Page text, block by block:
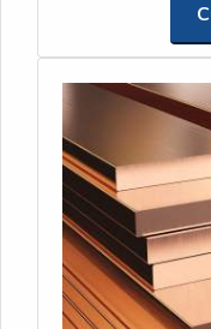
DETALHES
Quem procura por
empresa
Usinagem JK. É
luva para cabo de
melhor em tecnologia ao
quando falamos
visar apenas
serviços que
características